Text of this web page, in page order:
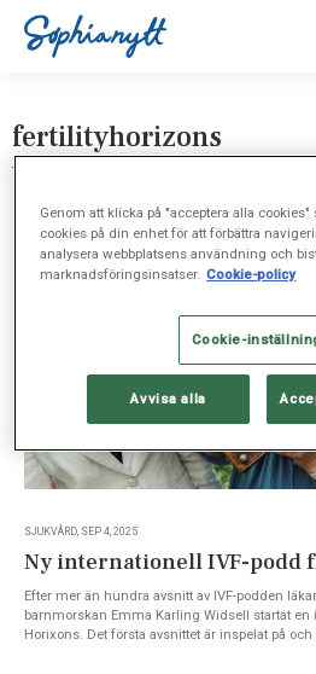
fertilityhorizons
SJUKVÅRD, SEP 4, 2025
Ny internationell IVF-podd
Efter mer än hundra avsnitt av IVF-podden
barnmorskan Emma Karling Widsell startat en
Horixons. Det första avsnittet är inspelat på
Genom att klicka på "acceptera alla
cookies på din enhet för att förbättra
analysera webbplatsens användning och
marknadsföringsinsatser. Cookie-policy
Cookie-
Avvisa alla